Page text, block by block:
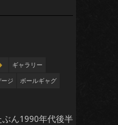
ギャラリー
ジ
ボールギャグ
ぶん1990年代後半